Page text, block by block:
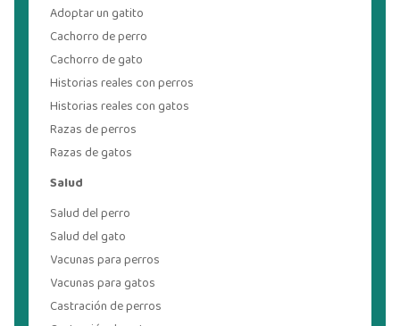
Adoptar un gatito
Cachorro de perro
Cachorro de gato
Historias reales con perros
Historias reales con gatos
Razas de perros
Razas de gatos
Salud
Salud del perro
Salud del gato
Vacunas para perros
Vacunas para gatos
Castración de perros